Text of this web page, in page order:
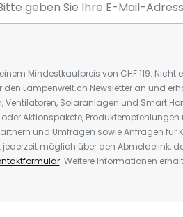
Mindestkaufpreis von CHF 119.
den Lampenwelt.ch Newsletter an und
Ventilatoren, Solaranlagen und Smart
oder Aktionspakete,
und Umfragen sowie Anfragen für
möglich über den Abmeldelink,
. Weitere Informationen